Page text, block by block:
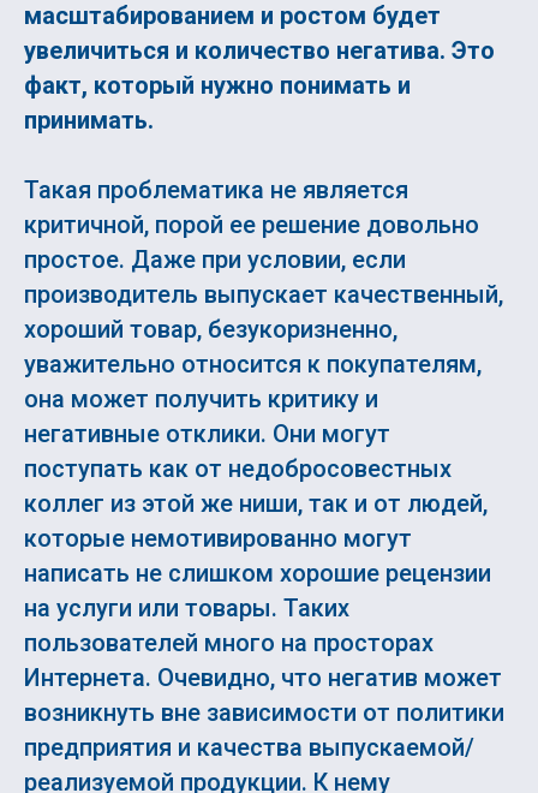
масштабированием и ростом будет
увеличиться и количество негатива. Это
факт, который нужно понимать и
принимать.
Такая проблематика не является
критичной, порой ее решение довольно
простое. Даже при условии, если
производитель выпускает качественный,
хороший товар, безукоризненно,
уважительно относится к покупателям,
она может получить критику и
негативные отклики. Они могут
поступать как от недобросовестных
коллег из этой же ниши, так и от людей,
которые немотивированно могут
написать не слишком хорошие рецензии
на услуги или товары. Таких
пользователей много на просторах
Интернета. Очевидно, что негатив может
возникнуть вне зависимости от политики
предприятия и качества выпускаемой/
реализуемой продукции. К нему